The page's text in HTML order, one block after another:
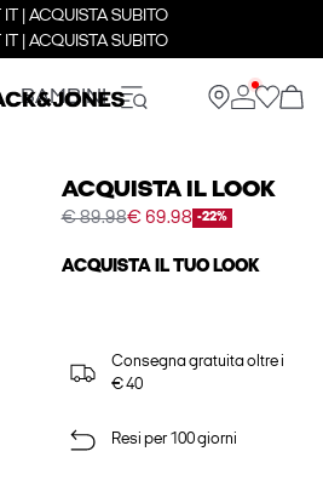
IT | ACQUISTA SUBITO
IT | ACQUISTA SUBITO
BAMBINI
ACQUISTA IL LOOK
€ 89.98€ 69.98 -22%
ACQUISTA IL TUO LOOK
Consegna gratuita oltre i
€ 40
Resi per 100 giorni